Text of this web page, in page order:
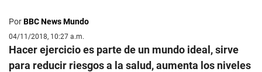
PorBBC News Mundo
04/11/2018, 10:27 a.m.
Hacer ejercicio es parte de un mundo ideal, sirve
para reducir riesgos a la salud, aumenta los niveles